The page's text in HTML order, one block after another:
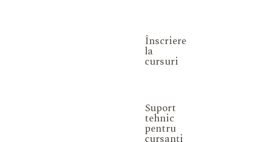
Înscriere
la
cursuri
Suport
tehnic
pentru